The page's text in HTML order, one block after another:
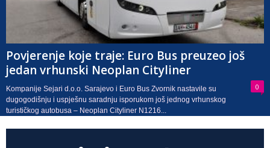
Povjerenje koje traje: Euro Bus preuzeo još
jedan vrhunski Neoplan Cityliner
0
Kompanije Sejari d.o.o. Sarajevo i Euro Bus Zvornik nastavile su
dugogodišnju i uspješnu saradnju isporukom još jednog vrhunskog
turističkog autobusa – Neoplan Cityliner N1216...